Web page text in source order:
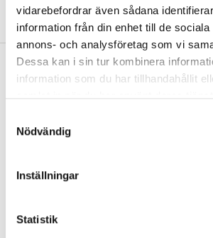
vidarebefordrar även sådana
information från din enhet till de sociala
annons- och analysföretag som vi
Dessa kan i sin tur kombinera
information som du har tillhandahållit
Nödvändig
Inställningar
Statistik
About the manufacturer
Pay & Collect in your local store within 2
Other customers